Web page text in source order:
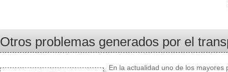
Otros problemas generados por el
En la actualidad uno de los mayores